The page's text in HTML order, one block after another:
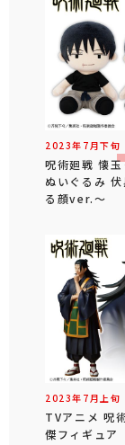
2023年 7 月下旬
呪術廻戦 懐
ぬいぐるみ
る顔ver.～
2023年 7 月 上旬
TVアニメ 呪
傑フィギュア